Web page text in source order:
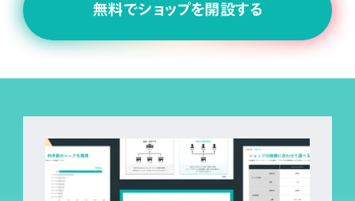
無料でショップを開設する